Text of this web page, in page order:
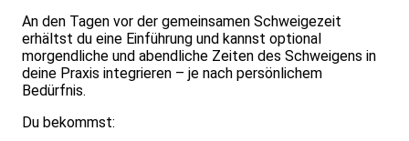
An den Tagen vor der gemeinsamen Schweigezeit
erhältst du eine Einführung und kannst optional
morgendliche und abendliche Zeiten des Schweigens in
deine Praxis integrieren – je nach persönlichem
Bedürfnis.
Du bekommst: